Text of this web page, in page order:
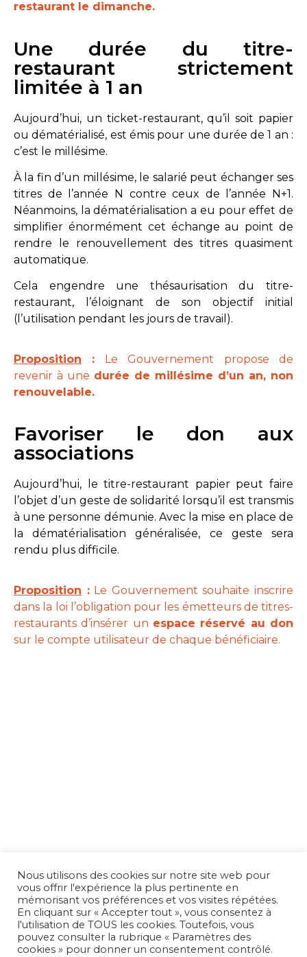
restaurant le dimanche.
Une durée du titre-
restaurant strictement
limitée à 1 an
Aujourd’hui, un ticket-restaurant, qu’il soit papier
ou dématérialisé, est émis pour une durée de 1 an :
c’est le millésime.
À la fin d’un millésime, le salarié peut échanger ses
titres de l’année N contre ceux de l’année N+1.
Néanmoins, la dématérialisation a eu pour effet de
simplifier énormément cet échange au point de
rendre le renouvellement des titres quasiment
automatique.
Cela engendre une thésaurisation du titre-
restaurant, l’éloignant de son objectif initial
(l’utilisation pendant les jours de travail).
Proposition :
Le Gouvernement propose de
revenir à une durée de millésime d’un an, non
renouvelable.
Favoriser le don aux
associations
Aujourd’hui, le titre-restaurant papier peut faire
l’objet d’un geste de solidarité lorsqu’il est transmis
à une personne démunie. Avec la mise en place de
la dématérialisation généralisée, ce geste sera
rendu plus difficile.
Proposition : Le Gouvernement souhaite inscrire
dans la loi l’obligation pour les émetteurs de titres-
restaurants d’insérer un espace réservé au don
sur le compte utilisateur de chaque bénéficiaire.
ARAPL Nouvelle Aquitaine –51-53 Boulevard
WilsonCS 9137533077 BORDEAUX CEDEX – 05 57
81 43 50
Nous utilisons des cookies sur notre site web pour
vous offrir l'expérience la plus pertinente en
mémorisant vos préférences et vos visites répétées.
En cliquant sur « Accepter tout », vous consentez à
l'utilisation de TOUS les cookies. Toutefois, vous
pouvez consulter la rubrique « Paramètres des
cookies » pour donner un consentement contrôlé.